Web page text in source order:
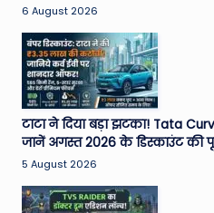
e
W
o
rl
d
6 August 2026
टाटा ने दिया बड़ा झटका! Tata
जानें अगस्त 2026 के डिस्काउंट की
5 August 2026